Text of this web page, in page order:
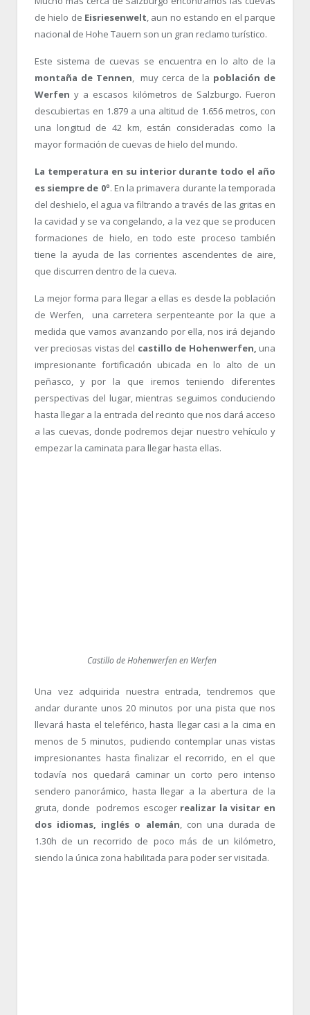
de hielo de Eisriesenwelt, aun no estando en el parque
nacional de Hohe Tauern son un gran reclamo turístico.
Este sistema de cuevas se encuentra en lo alto de la
montaña de Tennen, muy cerca de la población de
Werfen y a escasos kilómetros de Salzburgo. Fueron
descubiertas en 1.879 a una altitud de 1.656 metros, con
una longitud de 42 km, están consideradas como la
mayor formación de cuevas de hielo del mundo.
La temperatura en su interior durante todo el año
es siempre de 0º. En la primavera durante la temporada
del deshielo, el agua va filtrando a través de las gritas en
la cavidad y se va congelando, a la vez que se producen
formaciones de hielo, en todo este proceso también
tiene la ayuda de las corrientes ascendentes de aire,
que discurren dentro de la cueva.
La mejor forma para llegar a ellas es desde la población
de Werfen, una carretera serpenteante por la que a
medida que vamos avanzando por ella, nos irá dejando
ver preciosas vistas del castillo de Hohenwerfen, una
impresionante fortificación ubicada en lo alto de un
peñasco, y por la que iremos teniendo diferentes
perspectivas del lugar, mientras seguimos conduciendo
hasta llegar a la entrada del recinto que nos dará acceso
a las cuevas, donde podremos dejar nuestro vehículo y
empezar la caminata para llegar hasta ellas.
Castillo de Hohenwerfen en Werfen
Una vez adquirida nuestra entrada, tendremos que
andar durante unos 20 minutos por una pista que nos
llevará hasta el teleférico, hasta llegar casi a la cima en
menos de 5 minutos, pudiendo contemplar unas vistas
impresionantes hasta finalizar el recorrido, en el que
todavía nos quedará caminar un corto pero intenso
sendero panorámico, hasta llegar a la abertura de la
gruta, donde podremos escogerrealizar la visitar en
dos idiomas, inglés o alemán, con una durada de
1.30h de un recorrido de poco más de un kilómetro,
siendo la única zona habilitada para poder ser visitada.